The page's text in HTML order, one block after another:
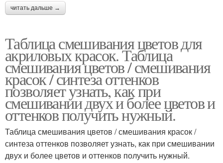
читать дальше →
Таблица смешивания цветов для
акриловых красок. Таблица
смешивания цветов / смешивания
красок / синтеза оттенков
позволяет узнать, как при
смешивании двух и более цветов и
оттенков получить нужный.
Таблица смешивания цветов / смешивания красок /
синтеза оттенков позволяет узнать, как при смешивании
двух и более цветов и оттенков получить нужный.